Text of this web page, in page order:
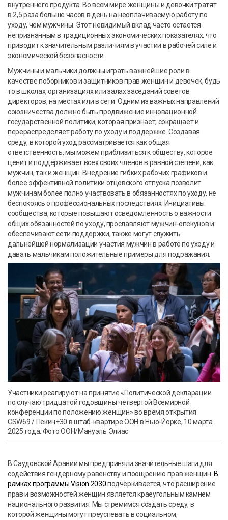
внутреннего продукта. Во всем мире женщины и девочки тратят
в 2,5 раза больше часов в день на неоплачиваемую работу по
уходу, чем мужчины. Этот невидимый вклад часто остается
непризнанным в традиционных экономических показателях, что
приводит к значительным различиям в участии в рабочей силе и
экономической безопасности.
Мужчины и мальчики должны играть важнейшие роли в
качестве поборников и защитников прав женщин и девочек, будь
то в школах, организациях или залах заседаний советов
директоров, на местах или в сети. Одним из важных направлений
союзничества должно быть продвижение инновационной
государственной политики, которая признает, сокращает и
перераспределяет работу по уходу и поддержке. Создавая
среду, в которой уход рассматривается как общая
ответственность, мы можем приблизиться к обществу, которое
ценит и поддерживает всех своих членов в равной степени, как
мужчин, так и женщин. Внедрение гибких рабочих графиков и
более эффективной политики отцовского отпуска позволит
мужчинам более полно участвовать в обязанностях по уходу, не
беспокоясь о профессиональных последствиях. Инициативы
сообщества, которые повышают осведомленность о важности
общих обязанностей по уходу, прославляют мужчин-опекунов и
обеспечивают сети поддержки, также могут служить
дальнейшей нормализации участия мужчин в работе по уходу и
давать мальчикам положительные примеры для подражания.
Участники реагируют на принятие «Политической декларации
по случаю тридцатой годовщины четвертой Всемирной
конференции по положению женщин» во время открытия
CSW69 / Пекин+30 в штаб-квартире ООН в Нью-Йорке, 10 марта
2025 года. Фото ООН/Мануэль Элиас
В Саудовской Аравии мы предприняли значительные шаги для
содействия гендерному равенству и поощрению прав женщин. В
рамках программы Vision 2030подчеркивается, что расширение
прав и возможностей женщин является краеугольным камнем
национального развития. Мы стремимся создать среду, в
которой женщины могут преуспевать в социальном,